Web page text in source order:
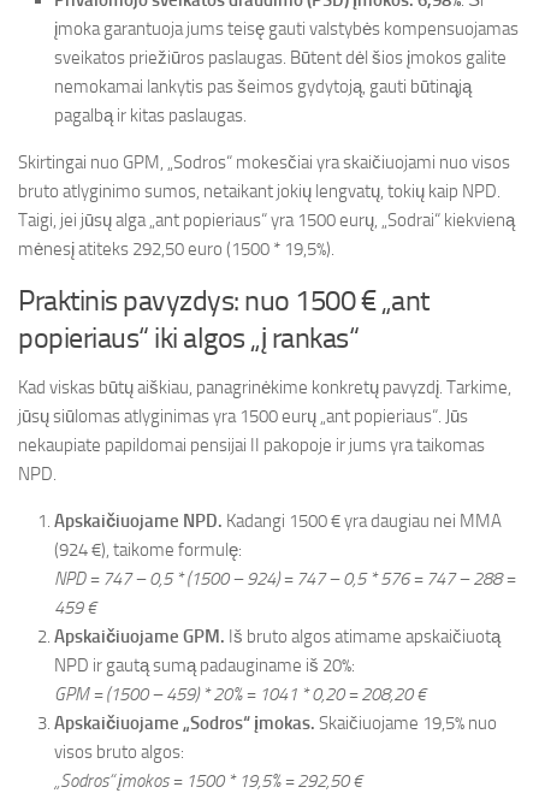
įmoka garantuoja jums teisę gauti valstybės kompensuojamas
sveikatos priežiūros paslaugas. Būtent dėl šios įmokos galite
nemokamai lankytis pas šeimos gydytoją, gauti būtinąją
pagalbą ir kitas paslaugas.
Skirtingai nuo GPM, „Sodros“ mokesčiai yra skaičiuojami nuo visos
bruto atlyginimo sumos, netaikant jokių lengvatų, tokių kaip NPD.
Taigi, jei jūsų alga „ant popieriaus“ yra 1500 eurų, „Sodrai“ kiekvieną
mėnesį atiteks 292,50 euro (1500 * 19,5%).
Praktinis pavyzdys: nuo 1500 € „ant
popieriaus“ iki algos „į rankas“
Kad viskas būtų aiškiau, panagrinėkime konkretų pavyzdį. Tarkime,
jūsų siūlomas atlyginimas yra 1500 eurų „ant popieriaus“. Jūs
nekaupiate papildomai pensijai II pakopoje ir jums yra taikomas
NPD.
Apskaičiuojame NPD. Kadangi 1500 € yra daugiau nei MMA
(924 €), taikome formulę:
NPD = 747 – 0,5 * (1500 – 924) = 747 – 0,5 * 576 = 747 – 288 =
459 €
Apskaičiuojame GPM. Iš bruto algos atimame apskaičiuotą
NPD ir gautą sumą padauginame iš 20%:
GPM = (1500 – 459) * 20% = 1041 * 0,20 = 208,20 €
Apskaičiuojame „Sodros“ įmokas. Skaičiuojame 19,5% nuo
visos bruto algos:
„Sodros“ įmokos = 1500 * 19,5% = 292,50 €